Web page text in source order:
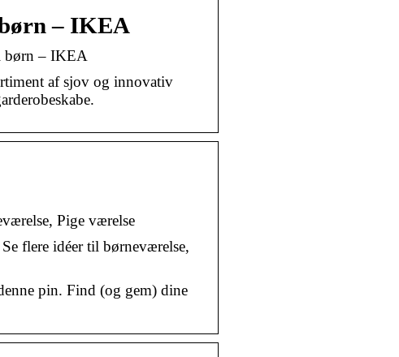
– IKEA
børn – IKEA
af sjov og innovativ
Pige værelse
flere idéer til børneværelse,
pin. Find (og gem) dine